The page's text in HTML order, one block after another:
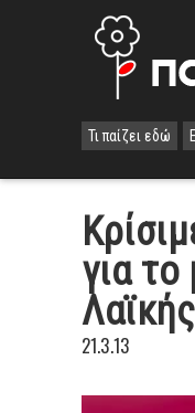
Τι παίζει εδώ
για
21.3.13